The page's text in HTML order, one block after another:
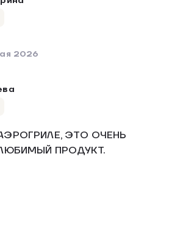
2026
ЭТО ОЧЕНЬ
ПРОДУКТ.